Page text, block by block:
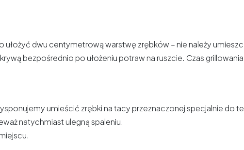
ułożyć dwu centymetrową warstwę zrębków – nie należy
bezpośrednio po ułożeniu potraw na ruszcie. Czas
umieścić zrębki na tacy przeznaczonej specjalnie do
natychmiast ulegną spaleniu.